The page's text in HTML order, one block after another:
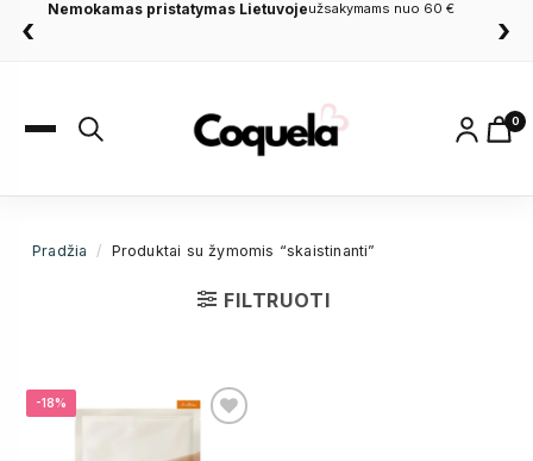
‹
Nemokamas pristatymas Lietuvojeužsakymams nuo 60 €
›
0
Pradžia / Produktai su žymomis “skaistinanti”
FILTRUOTI
-18%